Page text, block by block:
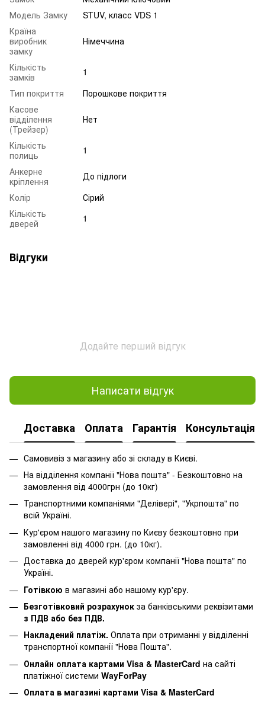
Модель Замку
STUV, класс VDS 1
Країна
виробник
замку
Німеччина
Кількість
замків
1
Тип покриття
Порошкове покриття
Касове
відділення
(Трейзер)
Нет
Кількість
полиць
1
Анкерне
кріплення
До підлоги
Колір
Сірий
Кількість
дверей
1
Відгуки
Додайте перший відгук
Написати відгук
Доставка Оплата Гарантія Консультація
Самовивіз з магазину або зі складу в Києві.
На відділення компанії "Нова пошта" - Безкоштовно на
замовлення від 4000грн (до 10кг)
Транспортними компаніями "Делівері", "Укрпошта" по
всій Україні.
Кур'єром нашого магазину по Києву безкоштовно при
замовленні від 4000 грн. (до 10кг).
Доставка до дверей кур'єром компанії "Нова пошта" по
Україні.
Готівкою в магазині або нашому кур'єру.
Безготівковий розрахунок за банківськими реквізитами
з ПДВ або без ПДВ.
Накладений платіж. Оплата при отриманні у відділенні
транспортної компанії "Нова Пошта".
Онлайн оплата картами Visa & MasterCard на сайті
платіжної системи WayForPay
Оплата в магазині картами Visa & MasterCard